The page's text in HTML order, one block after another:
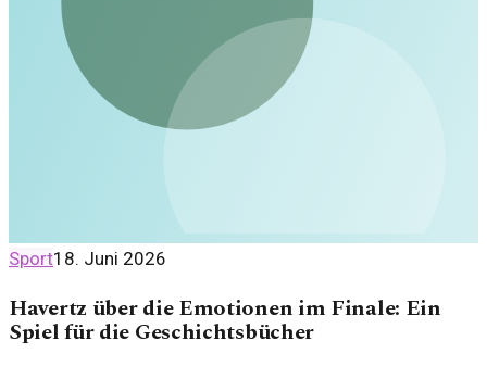
Sport18. Juni 2026
Havertz über die Emotionen im Finale: Ein
Spiel für die Geschichtsbücher